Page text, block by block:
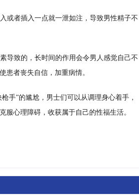
或者插入一点就一泄如注，导致男性精子不
导致的，长时间的作用会令男人感觉自己不
患者丧失自信，加重病情。
手”的尴尬，男士们可以从调理身心着手，
服心理障碍，收获属于自己的性福生活。